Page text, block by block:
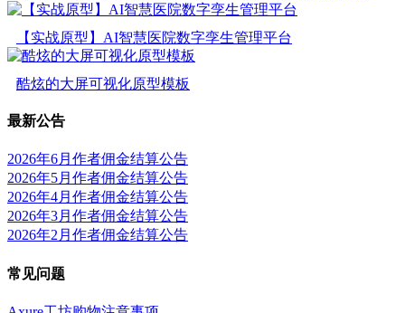
【实战原型】AI智慧医院数字孪生管理平台
酷炫的大屏可视化原型模板
最新公告
2026年6月作者佣金结算公告
2026年5月作者佣金结算公告
2026年4月作者佣金结算公告
2026年3月作者佣金结算公告
2026年2月作者佣金结算公告
常见问题